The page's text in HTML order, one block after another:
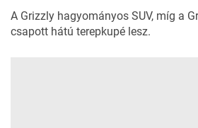
A Grizzly hagyományos SUV, míg a
csapott hátú terepkupé lesz.